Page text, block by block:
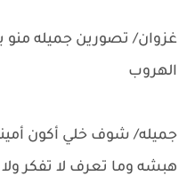
غزوان/ تصورين جميله منو
الهروب
جميله/ شوف خلي أكون
هبشه وما تعرف لا تفكر